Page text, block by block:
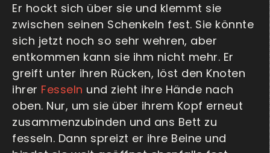
Er hockt sich über sie und klemmt sie
zwischen seinen Schenkeln fest. Sie könnte
sich jetzt noch so sehr wehren, aber
entkommen kann sie ihm nicht mehr. Er
greift unter ihren Rücken, löst den Knoten
ihrer Fesseln und zieht ihre Hände nach
oben. Nur, um sie über ihrem Kopf erneut
zusammenzubinden und ans Bett zu
fesseln. Dann spreizt er ihre Beine und